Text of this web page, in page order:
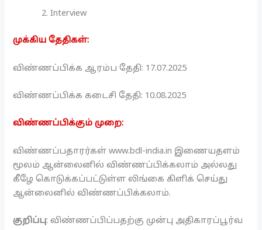
Interview
முக்கிய தேதிகள்:
விண்ணப்பிக்க ஆரம்ப தேதி: 17.07.2025
விண்ணப்பிக்க கடைசி தேதி: 10.08.2025
விண்ணப்பிக்கும் முறை:
விண்ணப்பதாரர்கள் www.bdl-india.in இணையதளம்
மூலம் ஆன்லைனில் விண்ணப்பிக்கலாம் அல்லது
கீழே கொடுக்கப்பட்டுள்ள லிங்கை கிளிக் செய்து
ஆன்லைனில் விண்ணப்பிக்கலாம்.
குறிப்பு: விண்ணப்பிப்பதற்கு முன்பு அதிகாரப்பூர்வ